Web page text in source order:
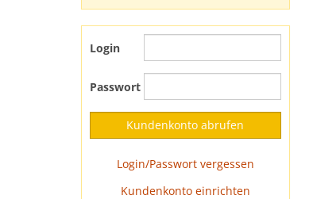
Login
Passwort
Login/Passwort vergessen
Kundenkonto einrichten